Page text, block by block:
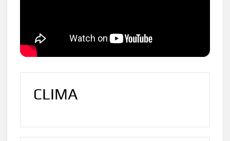
CLIMA